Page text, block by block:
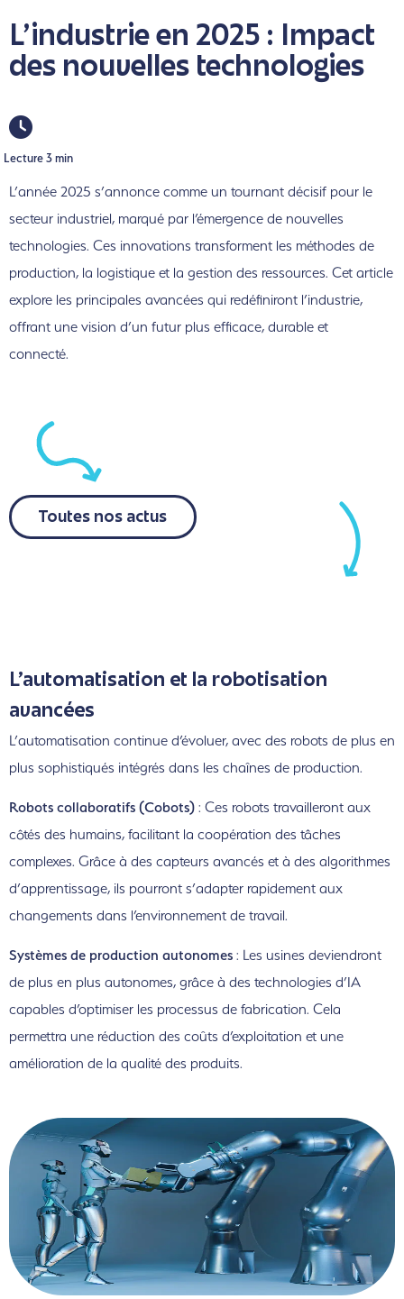
L'industrie en 2025 : Impact
des nouvelles technologies
Lecture 3 min
L’année 2025 s’annonce comme un tournant décisif pour le
secteur industriel, marqué par l’émergence de nouvelles
technologies. Ces innovations transforment les méthodes de
production, la logistique et la gestion des ressources. Cet article
explore les principales avancées qui redéfiniront l’industrie,
offrant une vision d’un futur plus efficace, durable et
connecté.
Toutes nos actus
L’automatisation et la robotisation
avancées
L’automatisation continue d’évoluer, avec des robots de plus en
plus sophistiqués intégrés dans les chaînes de production.
Robots collaboratifs (Cobots) : Ces robots travailleront aux
côtés des humains, facilitant la coopération des tâches
complexes. Grâce à des capteurs avancés et à des algorithmes
d’apprentissage, ils pourront s’adapter rapidement aux
changements dans l’environnement de travail.
Systèmes de production autonomes : Les usines deviendront
de plus en plus autonomes, grâce à des technologies d’IA
capables d’optimiser les processus de fabrication. Cela
permettra une réduction des coûts d’exploitation et une
amélioration de la qualité des produits.